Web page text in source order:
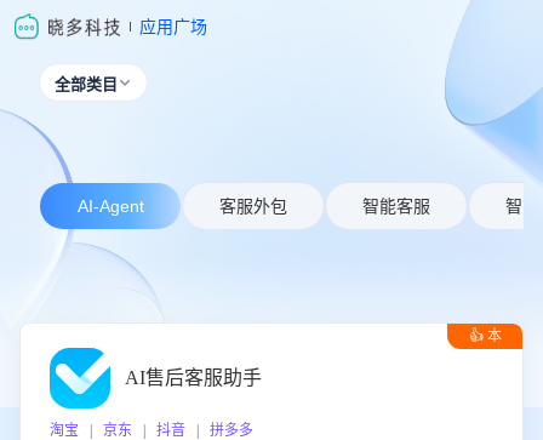
应用广场
全部类目 
AI-Agent 客服外包 智能客服 智能
👍 本
AI售后客服助手
淘宝 | 京东 | 抖音 | 拼多多